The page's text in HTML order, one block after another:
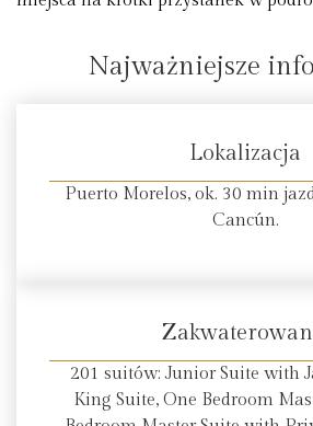
Najważniejsze
Lokalizacja
Puerto Morelos, ok. 30 min
Cancún.
201 suitów: Junior Suite with
King Suite, One Bedroom